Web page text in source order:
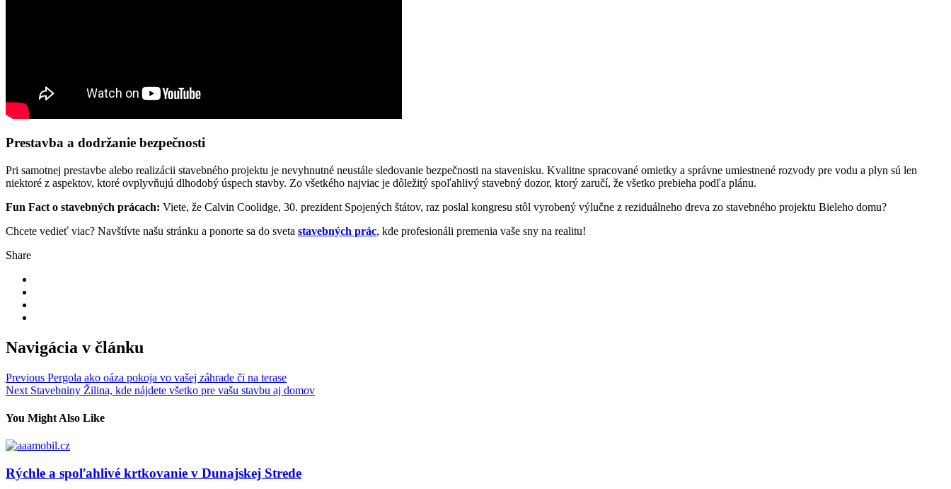
Prestavba a dodržanie bezpečnosti
Pri samotnej prestavbe alebo realizácii stavebného projektu je nevyhnutné neustále sledovanie bezpečnosti na stavenisku. Kvalitne spracované omietky a správne umiestnené rozvody pre vodu a plyn sú len
niektoré z aspektov, ktoré ovplyvňujú dlhodobý úspech stavby. Zo všetkého najviac je dôležitý spoľahlivý stavebný dozor, ktorý zaručí, že všetko prebieha podľa plánu.
Fun Fact o stavebných prácach: Viete, že Calvin Coolidge, 30. prezident Spojených štátov, raz poslal kongresu stôl vyrobený výlučne z reziduálneho dreva zo stavebného projektu Bieleho domu?
Chcete vedieť viac? Navštívte našu stránku a ponorte sa do sveta stavebných prác, kde profesionáli premenia vaše sny na realitu!
Share
Navigácia v článku
Previous Pergola ako oáza pokoja vo vašej záhrade či na terase
Next Stavebniny Žilina, kde nájdete všetko pre vašu stavbu aj domov
You Might Also Like
Rýchle a spoľahlivé krtkovanie v Dunajskej Strede